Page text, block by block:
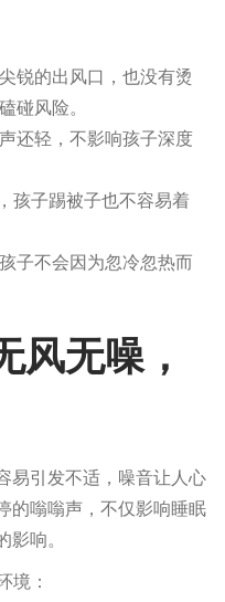
锐的出风口，也没有烫
碰风险。
还轻，不影响孩子深度
孩子踢被子也不容易着
子不会因为忽冷忽热而
风无噪，
易引发不适，噪音让人心
的嗡嗡声，不仅影响睡眠
响。
境：